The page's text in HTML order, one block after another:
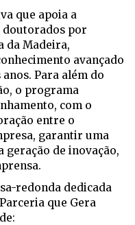
que apoia a
doutorados por
da Madeira,
avançado
Para além do
o programa
com o
entre o
garantir uma
geração de inovação,
redonda dedicada
que Gera